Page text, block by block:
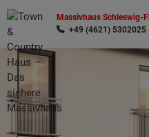
Massivhaus Schleswig-
+49 (4621) 5302025
Wonach möchten